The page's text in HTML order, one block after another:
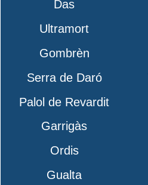
Das
Ultramort
Gombrèn
Serra de Daró
Palol de Revardit
Garrigàs
Ordis
Gualta